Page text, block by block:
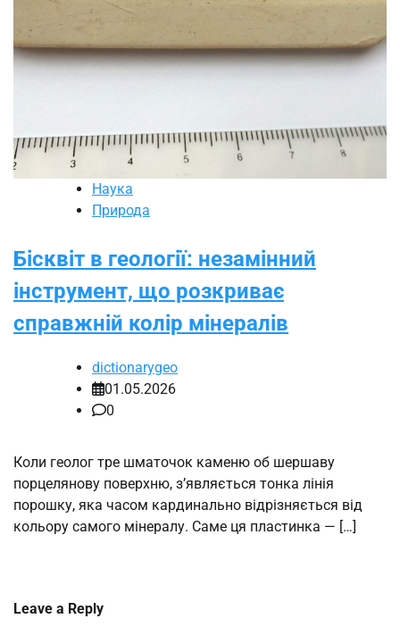
Наука
Природа
Бісквіт в геології: незамінний
інструмент, що розкриває
справжній колір мінералів
dictionarygeo
01.05.2026
0
Коли геолог тре шматочок каменю об шершаву
порцелянову поверхню, з’являється тонка лінія
порошку, яка часом кардинально відрізняється від
кольору самого мінералу. Саме ця пластинка — […]
Leave a Reply